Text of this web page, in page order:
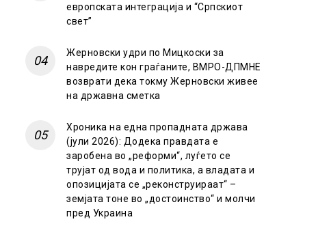
европската интеграција и “Српскиот
свет”
Жерновски удри по Мицкоски за
навредите кон граѓаните, ВМРО-ДПМНЕ
возврати дека токму Жерновски живее
на државна сметка
Хроника на една пропадната држава
(јули 2026): Додека правдата е
заробена во „реформи“, луѓето се
трујат од вода и политика, а владата и
опозицијата се „реконструираат“ –
земјата тоне во „достоинство“ и молчи
пред Украина